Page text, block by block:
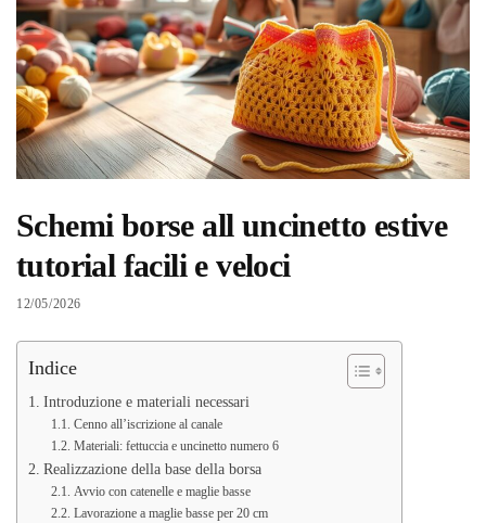
Schemi borse all uncinetto estive
tutorial facili e veloci
12/05/2026
Indice
Introduzione e materiali necessari
Cenno all’iscrizione al canale
Materiali: fettuccia e uncinetto numero 6
Realizzazione della base della borsa
Avvio con catenelle e maglie basse
Lavorazione a maglie basse per 20 cm